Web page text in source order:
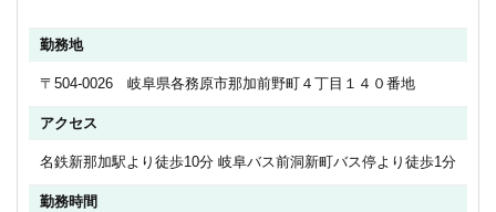
勤務地
〒504-0026 岐阜県各務原市那加前野町４丁目１４０番地
アクセス
名鉄新那加駅より徒歩10分 岐阜バス前洞新町バス停より徒歩1分
勤務時間